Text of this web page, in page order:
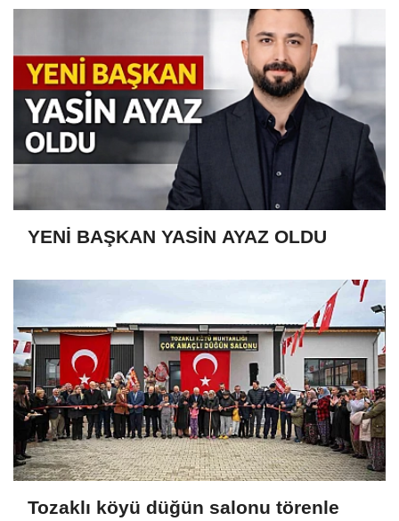
YENİ BAŞKAN YASİN AYAZ OLDU
Tozaklı köyü düğün salonu törenle